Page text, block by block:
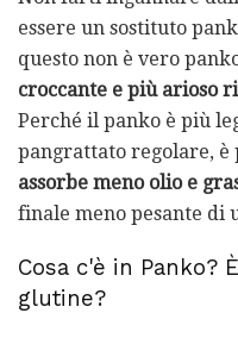
essere un sostituto
questo non è vero
croccante e più arioso
Perché il panko è più
pangrattato regolare,
assorbe meno olio e
finale meno pesante di
Cosa c'è in Panko?
glutine?